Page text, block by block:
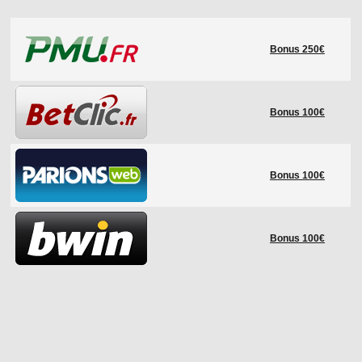
LES STADES
HISTORIQUE
COUPE DES CONFÉDÉRATIONS
Bonus 250€
Bonus 100€
Bonus 100€
Bonus 100€